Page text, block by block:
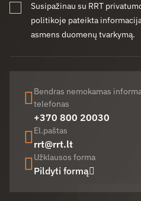
Susipažinau su RRT
politikoje pateikta
asmens duomenų tvarkymą.
Bendras nemokamas
telefonas
+370 800 20030
El.paštas
rrt@rrt.lt
Užklausos forma
Pildyti formą